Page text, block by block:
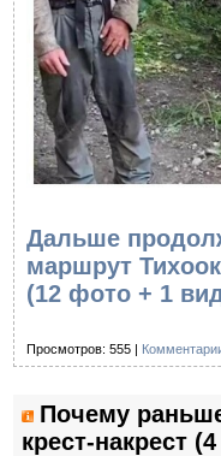
Дальше
маршрут
(12 фото + 1
Просмотров: 555 |
Почему
крест-накрест